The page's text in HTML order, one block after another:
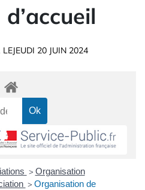
LEJEUDI 20 JUIN 2024
> Organisation
> Organisation de